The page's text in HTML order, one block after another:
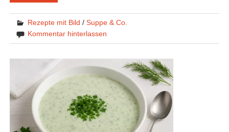
Rezepte mit Bild /Suppe & Co.
Kommentar hinterlassen